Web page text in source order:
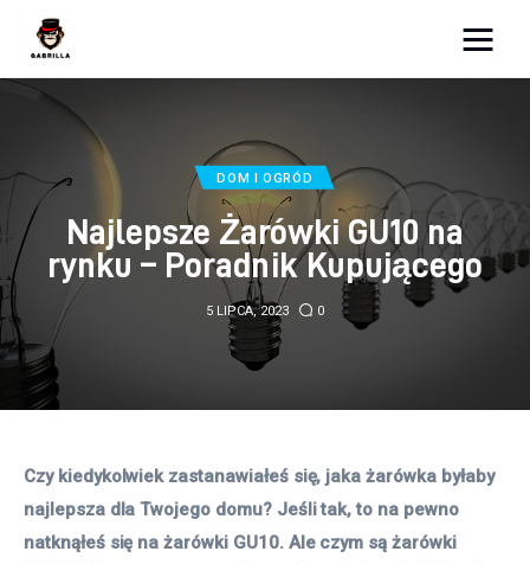
Lifestyle
Kunchnia i kulinaria
Zdrowie
DOM I OGRÓD
Najlepsze Żarówki GU10 na
rynku – Poradnik Kupującego
5 LIPCA, 2023 0
Czy kiedykolwiek zastanawiałeś się, jaka żarówka byłaby
najlepsza dla Twojego domu? Jeśli tak, to na pewno
natknąłeś się na żarówki GU10. Ale czym są żarówki